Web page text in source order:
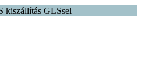
kiszállítás GLSsel